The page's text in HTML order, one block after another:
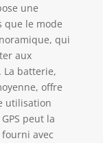
une
que le mode
qui
aux
batterie,
offre
utilisation
peut la
avec